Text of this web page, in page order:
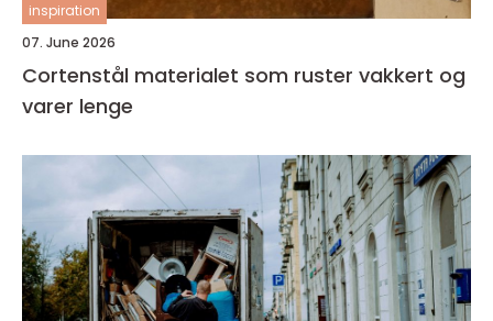
inspiration
07. June 2026
Cortenstål materialet som ruster vakkert og
varer lenge